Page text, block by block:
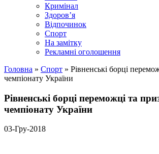
Кримінал
Здоров’я
Відпочинок
Спорт
На замітку
Рекламні оголошення
Головна » Спорт » Рівненські борці
чемпіонату України
Рівненські борці переможці та
чемпіонату України
03-Гру-2018